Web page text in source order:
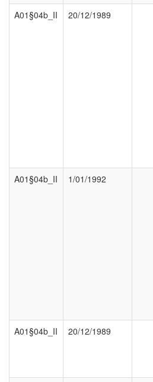
A01§04b_II
20/12/1989
A01§04b_II
1/01/1992
A01§04b_II
20/12/1989